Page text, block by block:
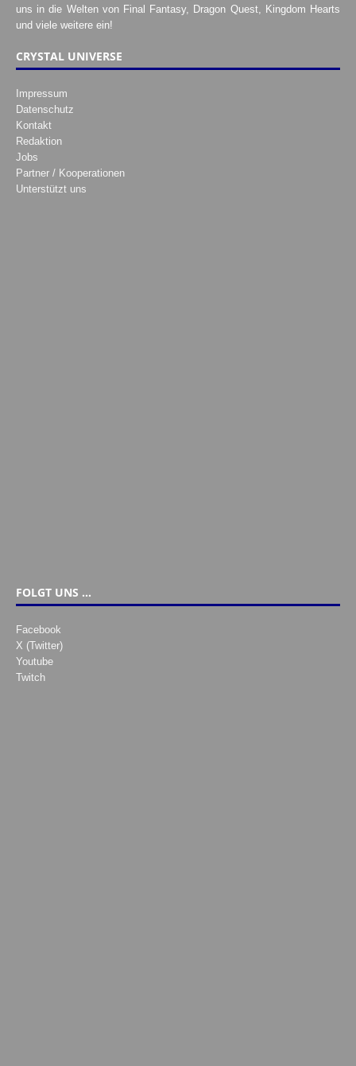
uns in die Welten von Final Fantasy, Dragon Quest, Kingdom Hearts
und viele weitere ein!
CRYSTAL UNIVERSE
Impressum
Datenschutz
Kontakt
Redaktion
Jobs
Partner / Kooperationen
Unterstützt uns
FOLGT UNS …
Facebook
X (Twitter)
Youtube
Twitch